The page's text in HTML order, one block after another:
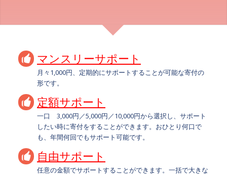
マンスリーサポート
月々1,000円、定期的にサポートすることが可能な寄付の
形です。
定額サポート
一口 3,000円／5,000円／10,000円から選択し、サポート
したい時に寄付をすることができます。おひとり何口で
も、年間何回でもサポート可能です。
自由サポート
任意の金額でサポートすることができます。一括で大きな